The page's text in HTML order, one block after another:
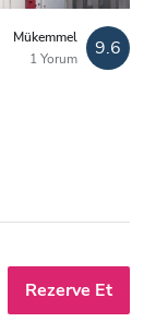
Mükemmel
1 Yorum
9.6
Rezerve Et